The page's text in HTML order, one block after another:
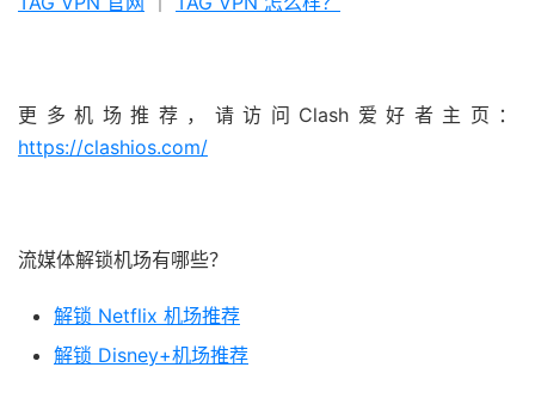
更多机场推荐，请访问Clash爱好者主页：
https://clashios.com/
流媒体解锁机场有哪些？
解锁 Netflix 机场推荐
解锁 Disney+机场推荐